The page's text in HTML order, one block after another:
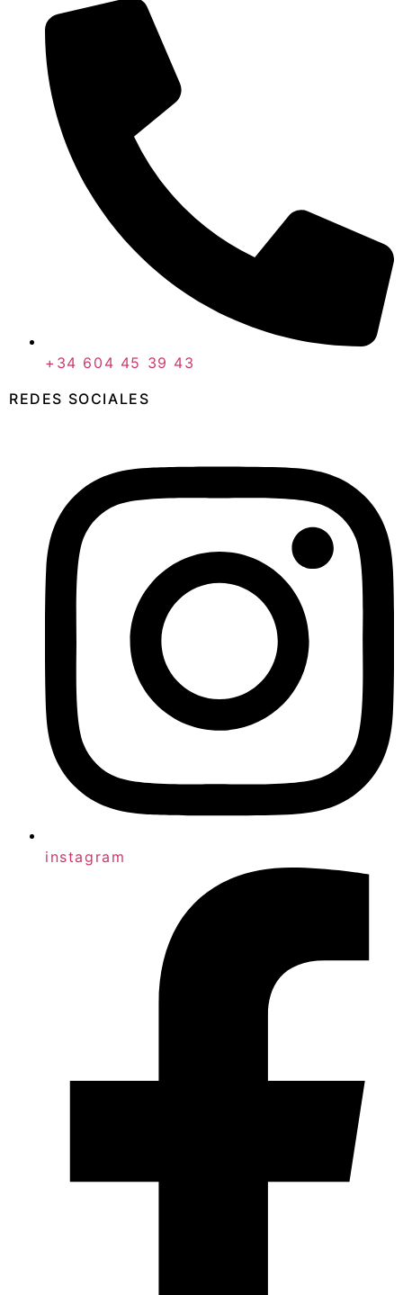
+34 604 45 39 43
REDES SOCIALES
instagram